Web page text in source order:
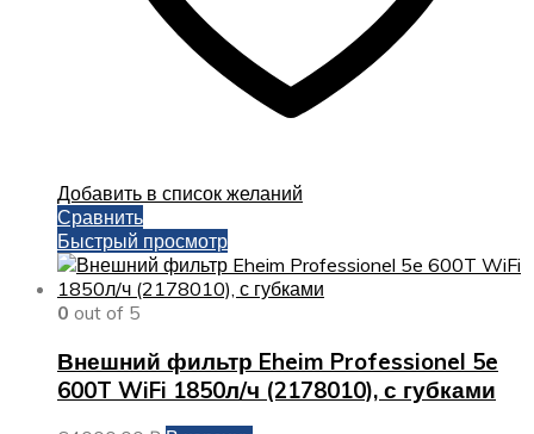
Добавить в список желаний
Сравнить
Быстрый просмотр
0 out of 5
Внешний фильтр Eheim Professionel 5e
600T WiFi 1850л/ч (2178010), с губками